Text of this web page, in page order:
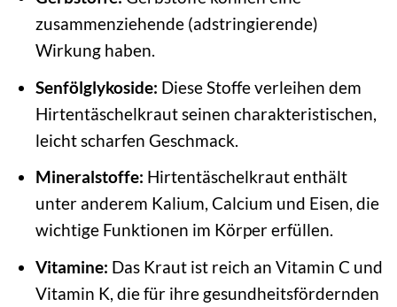
zusammenziehende (adstringierende)
Wirkung haben.
Senfölglykoside: Diese Stoffe verleihen dem
Hirtentäschelkraut seinen charakteristischen,
leicht scharfen Geschmack.
Mineralstoffe: Hirtentäschelkraut enthält
unter anderem Kalium, Calcium und Eisen, die
wichtige Funktionen im Körper erfüllen.
Vitamine: Das Kraut ist reich an Vitamin C und
Vitamin K, die für ihre gesundheitsfördernden